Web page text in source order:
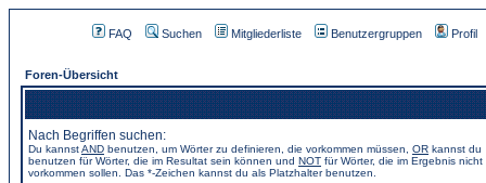
FAQ Suchen Mitgliederliste Benutzergruppen Profil
Foren-Übersicht
Nach Begriffen suchen:
Du kannstAND benutzen, um Wörter zu definieren, die vorkommen müssen, OR kannst du
benutzen für Wörter, die im Resultat sein können und NOT für Wörter, die im Ergebnis nicht
vorkommen sollen. Das *-Zeichen kannst du als Platzhalter benutzen.